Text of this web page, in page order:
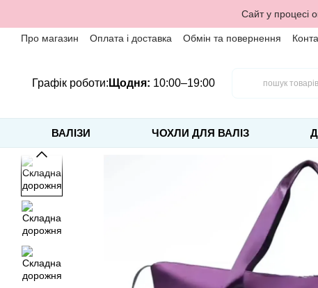
Сайт у процесі
Про магазин Оплата і доставка Обмін та повернення
Графік роботи: Щодня: 10:00–19:00
ВАЛІЗИ ЧОХЛИ ДЛЯ ВАЛІЗ